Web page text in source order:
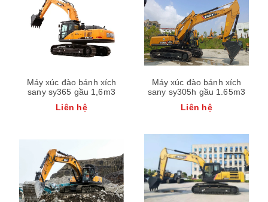
Máy xúc đào bánh xích
sany sy365 gầu 1,6m3
Liên hệ
Máy xúc đào bánh xích
sany sy305h gầu 1.65m3
Liên hệ